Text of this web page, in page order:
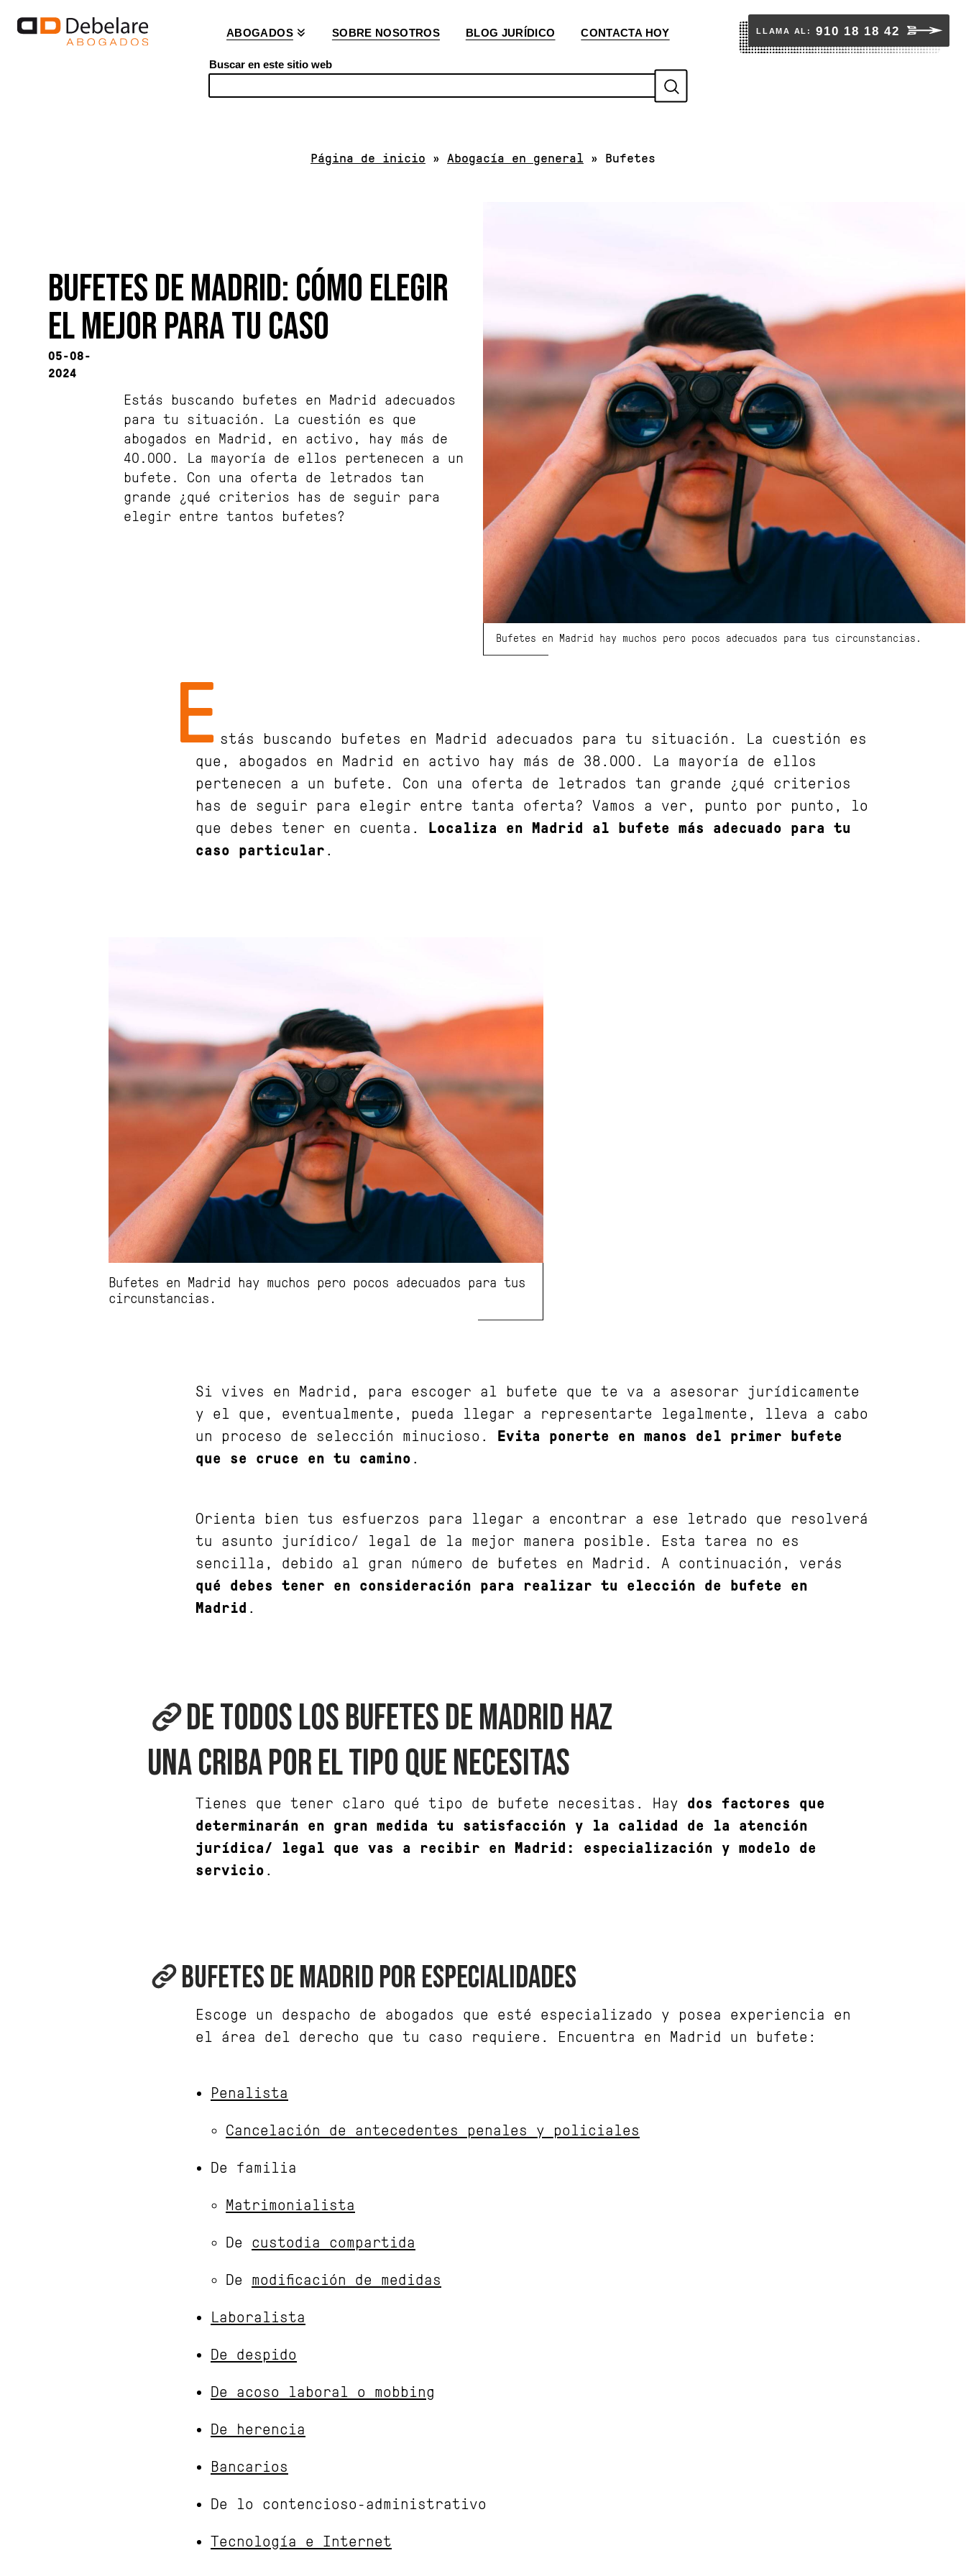
ABOGADOS SOBRE NOSOTROS BLOG JURÍDICO CONTACTA HOY LLAMA AL: 910 18 18 42
Buscar en este sitio web
S
u
Página de inicio » Abogacía en general » Bufetes
BUFETES DE MADRID: CÓMO ELEGIR
EL MEJOR PARA TU CASO
Estás buscando bufetes en Madrid adecuados
para tu situación. La cuestión es que
abogados en Madrid, en activo, hay más de
40.000. La mayoría de ellos pertenecen a un
bufete. Con una oferta de letrados tan
grande ¿qué criterios has de seguir para
elegir entre tantos bufetes?
05-08-
2024
Bufetes en Madrid hay muchos pero pocos adecuados para tus circunstancias.
E stás buscando bufetes en Madrid adecuados para tu situación. La cuestión es
que, abogados en Madrid en activo hay más de 38.000. La mayoría de ellos
pertenecen a un bufete. Con una oferta de letrados tan grande ¿qué criterios
has de seguir para elegir entre tanta oferta? Vamos a ver, punto por punto, lo
que debes tener en cuenta. Localiza en Madrid al bufete más adecuado para tu
caso particular .
Bufetes en Madrid hay muchos pero pocos adecuados para tus
circunstancias.
Si vives en Madrid, para escoger al bufete que te va a asesorar jurídicamente
y el que, eventualmente, pueda llegar a representarte legalmente, lleva a cabo
un proceso de selección minucioso. Evita ponerte en manos del primer bufete
que se cruce en tu camino .
Orienta bien tus esfuerzos para llegar a encontrar a ese letrado que resolverá
tu asunto jurídico/ legal de la mejor manera posible. Esta tarea no es
sencilla, debido al gran número de bufetes en Madrid. A continuación, verás
qué debes tener en consideración para realizar tu elección de bufete en
Madrid .
DE TODOS LOS BUFETES DE MADRID HAZ
UNA CRIBA POR EL TIPO QUE NECESITAS
Tienes que tener claro qué tipo de bufete necesitas. Hay dos factores que
determinarán en gran medida tu satisfacción y la calidad de la atención
jurídica/ legal que vas a recibir en Madrid: especialización y modelo de
servicio .
BUFETES DE MADRID POR ESPECIALIDADES
Escoge un despacho de abogados que esté especializado y posea experiencia en
el área del derecho que tu caso requiere. Encuentra en Madrid un bufete:
Penalista
Cancelación de antecedentes penales y policiales
De familia
Matrimonialista
De custodia compartida
De modificación de medidas
Laboralista
De despido
De acoso laboral o mobbing
De herencia
Bancarios
De lo contencioso-administrativo
Tecnología e Internet